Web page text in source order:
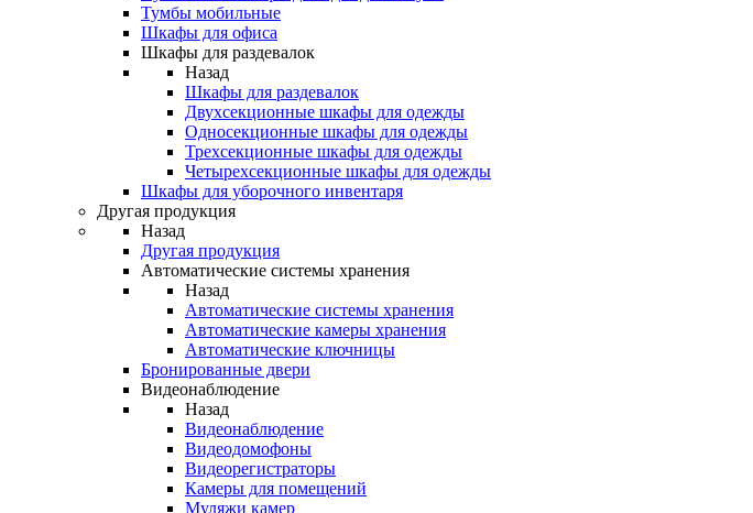
Тумбы мобильные
Шкафы для офиса
Шкафы для раздевалок
Назад
Шкафы для раздевалок
Двухсекционные шкафы для одежды
Односекционные шкафы для одежды
Трехсекционные шкафы для одежды
Четырехсекционные шкафы для одежды
Шкафы для уборочного инвентаря
Другая продукция
Назад
Другая продукция
Автоматические системы хранения
Назад
Автоматические системы хранения
Автоматические камеры хранения
Автоматические ключницы
Бронированные двери
Видеонаблюдение
Назад
Видеонаблюдение
Видеодомофоны
Видеорегистраторы
Камеры для помещений
Муляжи камер